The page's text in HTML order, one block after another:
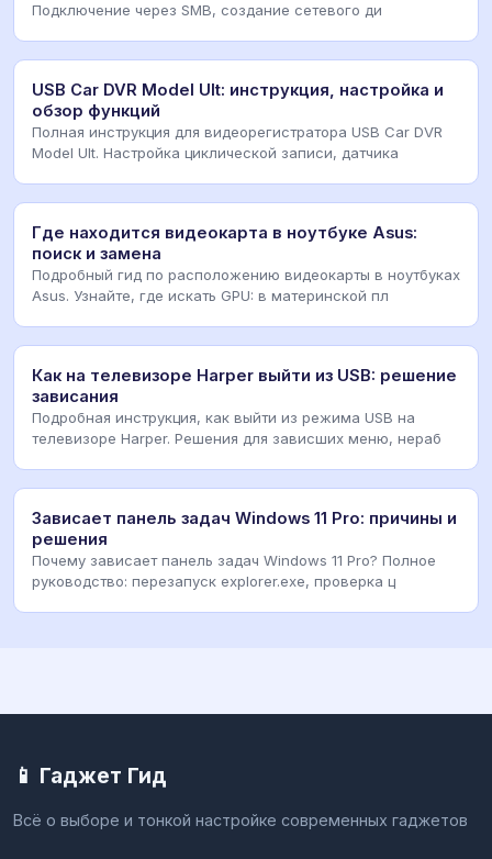
Подключение через SMB, создание сетевого ди
USB Car DVR Model Ult: инструкция, настройка и
обзор функций
Полная инструкция для видеорегистратора USB Car DVR
Model Ult. Настройка циклической записи, датчика
Где находится видеокарта в ноутбуке Asus:
поиск и замена
Подробный гид по расположению видеокарты в ноутбуках
Asus. Узнайте, где искать GPU: в материнской пл
Как на телевизоре Harper выйти из USB: решение
зависания
Подробная инструкция, как выйти из режима USB на
телевизоре Harper. Решения для зависших меню, нераб
Зависает панель задач Windows 11 Pro: причины и
решения
Почему зависает панель задач Windows 11 Pro? Полное
руководство: перезапуск explorer.exe, проверка ц
📱 Гаджет Гид
Всё о выборе и тонкой настройке современных гаджетов